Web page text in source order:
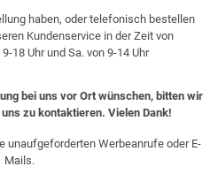
haben, oder telefonisch bestellen
Kundenservice in der Zeit von
18 Uhr und Sa. von 9-14 Uhr
bei uns vor Ort wünschen, bitten wir
zu kontaktieren. Vielen Dank!
unaufgeforderten Werbeanrufe oder E-
Mails.